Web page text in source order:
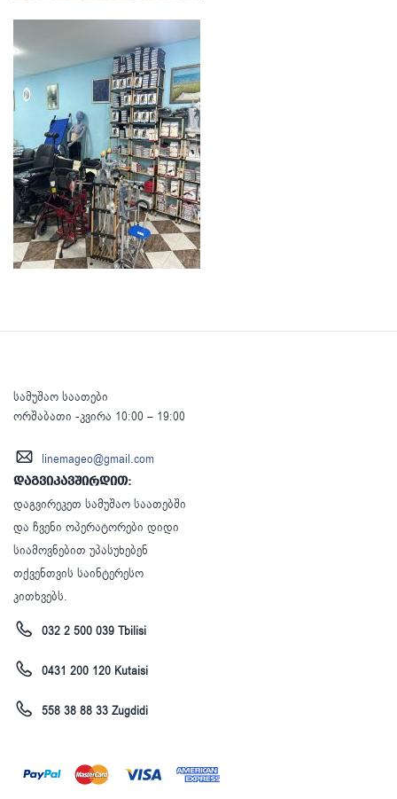
სამუშაო საათები
ორშაბათი -კვირა 10:00 – 19:00
linemageo@gmail.com
დაგვიკავშირდით:
დაგვირეკეთ სამუშაო საათებში
და ჩვენი ოპერატორები დიდი
სიამოვნებით უპასუხებენ
თქვენთვის საინტერესო
კითხვებს.
032 2 500 039 Tbilisi
0431 200 120 Kutaisi
558 38 88 33 Zugdidi